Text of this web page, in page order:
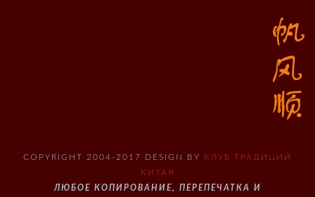
COPYRIGHT 2004-2017 DESIGN BY КЛУБ ТРАДИЦИЙ
КИТАЯ
ЛЮБОЕ КОПИРОВАНИЕ, ПЕРЕПЕЧАТКА И